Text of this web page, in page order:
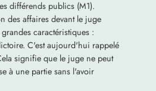
différends publics (M1).
des affaires devant le juge
caractéristiques :
C'est aujourd'hui rappelé
signifie que le juge ne peut
à une partie sans l'avoir